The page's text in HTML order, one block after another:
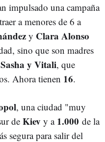
impulsado una campaña
a menores de 6 a
y Clara Alonso
sino que son madres
Sasha y Vitali, que
Ahora tienen 16.
, una ciudad "muy
de Kiev y a 1.000 de la
segura para salir del